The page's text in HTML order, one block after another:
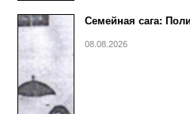
Семейная сага:
08.08.2026